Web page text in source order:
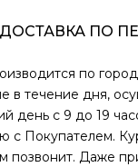
ПО
по
в течение дня,
день с 9 до 19
с Покупателем.
позвонит. Даже